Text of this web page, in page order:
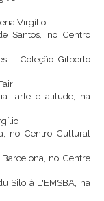
Virgílio
Santos, no Centro
- Coleção Gilberto
arte e atitude, na
no Centro Cultural
no Centre
Silo à L'EMSBA, na